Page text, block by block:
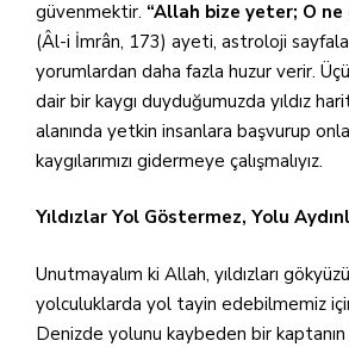
güvenmektir. “Allah bize yeter; O
(Âl-i İmrân, 173) ayeti, astroloji
yorumlardan daha fazla huzur verir.
dair bir kaygı duyduğumuzda yıldız
alanında yetkin insanlara başvurup
kaygılarımızı gidermeye çalışmalıyız.
Yıldızlar Yol Göstermez, Yolu
Unutmayalım ki Allah, yıldızları
yolculuklarda yol tayin edebilmemiz
Denizde yolunu kaybeden bir